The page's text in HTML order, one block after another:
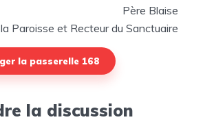
Père Blaise
Paroisse et Recteur du Sanctuaire
la passerelle 168
la discussion